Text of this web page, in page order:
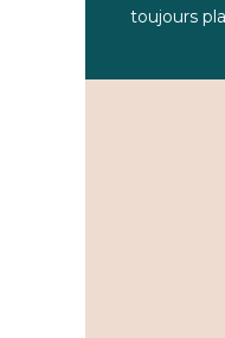
toujours